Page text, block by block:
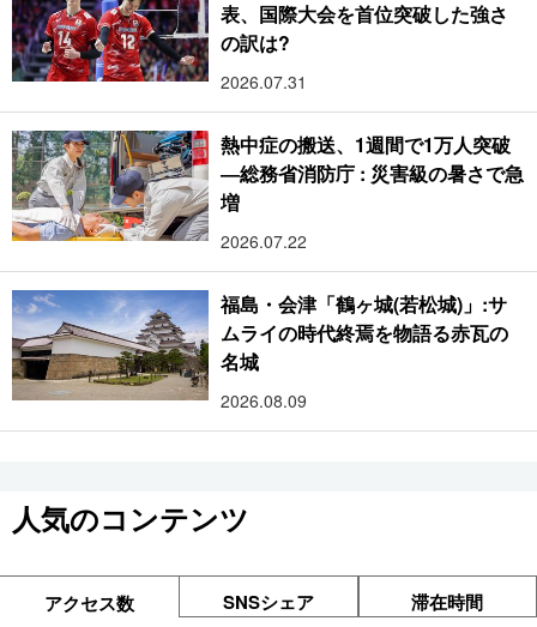
表、国際大会を首位突破した強さ
の訳は?
2026.07.31
熱中症の搬送、1週間で1万人突破
―総務省消防庁 : 災害級の暑さで急
増
2026.07.22
福島・会津「鶴ヶ城(若松城)」:サ
ムライの時代終焉を物語る赤瓦の
名城
2026.08.09
人気のコンテンツ
アクセス数 SNSシェア 滞在時間